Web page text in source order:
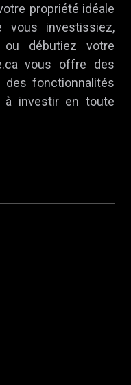
propriété idéale
vous investissiez,
ou débutiez votre
vous offre des
fonctionnalités
à investir en toute